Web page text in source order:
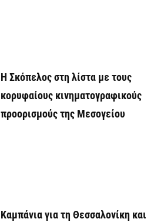
Η Σκόπελος στη λίστα με τους
κορυφαίους κινηματογραφικούς
προορισμούς της Μεσογείου
Καμπάνια για τη Θεσσαλονίκη και